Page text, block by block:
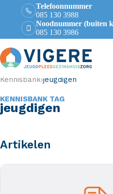
Telefoonnummer
085 130 3988
Noodnummer (buiten
085 130 3986
Kennisbank›jeugdigen
KENNISBANK TAG
jeugdigen
Artikelen